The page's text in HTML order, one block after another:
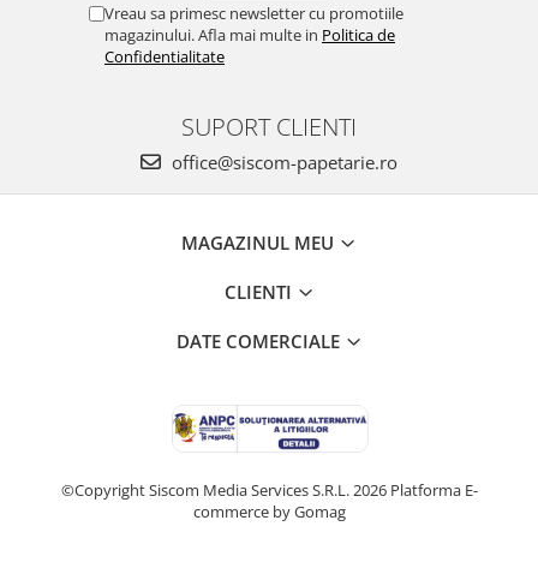
Vreau sa primesc newsletter cu promotiile
magazinului. Afla mai multe in Politica de
Confidentialitate
SUPORT CLIENTI
office@siscom-papetarie.ro
MAGAZINUL MEU
CLIENTI
DATE COMERCIALE
©Copyright Siscom Media Services S.R.L. 2026 Platforma E-
commerce by Gomag